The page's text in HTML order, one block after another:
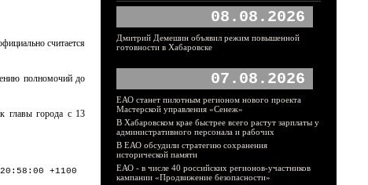
считается
полномочий до
главы города с 13
+1100
08.08.2026
Дмитрий Демешин объявил режим повышенной
готовности в Хабаровске
07.08.2026
ЕАО станет пилотным регионом нового проекта
Мастерской управления «Сенеж»
В Хабаровском крае быстрее всего растут зарплаты у
административного персонала и рабочих
В ЕАО обсудили стратегию сохранения
исторической памяти
ЕАО - в числе 40 российских регионов-участников
кампании «Продвижение безопасности»